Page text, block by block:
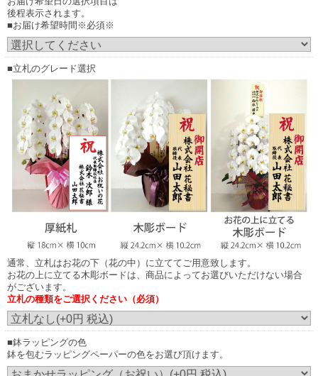
（正面からみたイメージ）
（横からみたイメージ）
お花の上に立てる木彫ボード
商品によってお選びいただけない場合がございます。
お花の上に立てる木調ボード
（正面からみたイメージ）
画像はイメージです。（こちらの商品は3本立ち30輪の胡蝶蘭です。）
実際にご注文いただくお花の規格により、立札の見え方が異なりますこと予め
ご了承ください。
後程表示されます。
■お届け希望時間※必須※
■立札のグレード選択
通常、立札はお花の下（花の中）に立ててご用意致します。
お花の上に立てる木彫ボードは、商品によってお選びいただけない場合
がございます。
立札の種類をご選択ください（必須）
■鉢ラッピングの色
鉢を包むラッピングペーパーの色をお選び頂けます。